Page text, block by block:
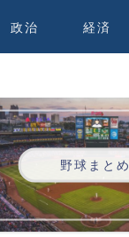
政治 経済
野球まとめ